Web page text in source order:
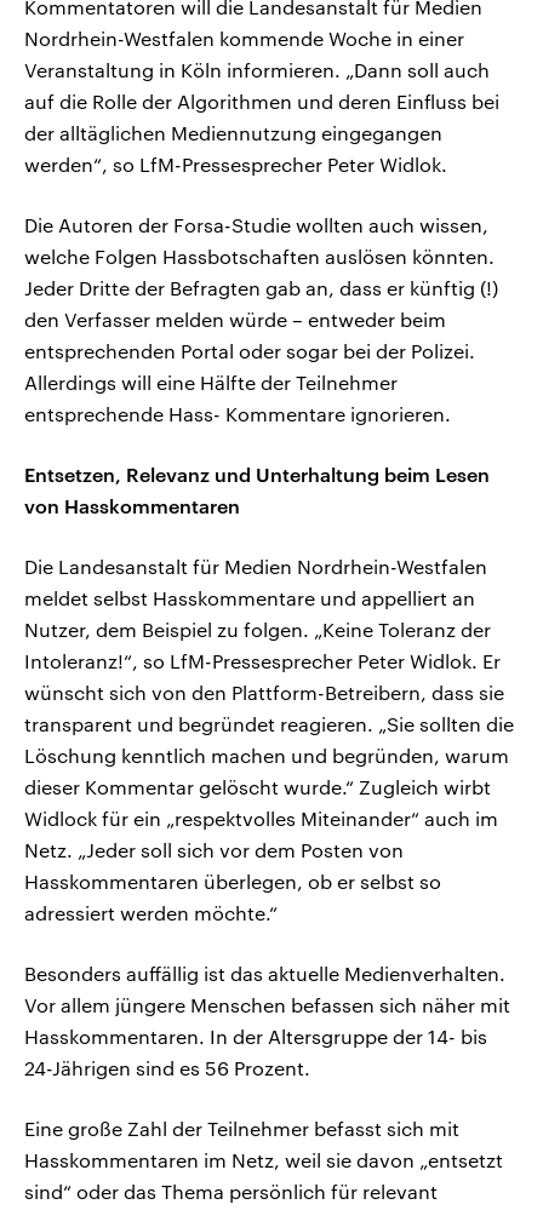
Kommentatoren will die Landesanstalt für Medien
Nordrhein-Westfalen kommende Woche in einer
Veranstaltung in Köln informieren. „Dann soll auch
auf die Rolle der Algorithmen und deren Einfluss bei
der alltäglichen Mediennutzung eingegangen
werden“, so LfM-Pressesprecher Peter Widlok.
Die Autoren der Forsa-Studie wollten auch wissen,
welche Folgen Hassbotschaften auslösen könnten.
Jeder Dritte der Befragten gab an, dass er künftig (!)
den Verfasser melden würde – entweder beim
entsprechenden Portal oder sogar bei der Polizei.
Allerdings will eine Hälfte der Teilnehmer
entsprechende Hass- Kommentare ignorieren.
Entsetzen, Relevanz und Unterhaltung beim Lesen
von Hasskommentaren
Die Landesanstalt für Medien Nordrhein-Westfalen
meldet selbst Hasskommentare und appelliert an
Nutzer, dem Beispiel zu folgen. „Keine Toleranz der
Intoleranz!“, so LfM-Pressesprecher Peter Widlok. Er
wünscht sich von den Plattform-Betreibern, dass sie
transparent und begründet reagieren. „Sie sollten die
Löschung kenntlich machen und begründen, warum
dieser Kommentar gelöscht wurde.“ Zugleich wirbt
Widlock für ein „respektvolles Miteinander“ auch im
Netz. „Jeder soll sich vor dem Posten von
Hasskommentaren überlegen, ob er selbst so
adressiert werden möchte.“
Besonders auffällig ist das aktuelle Medienverhalten.
Vor allem jüngere Menschen befassen sich näher mit
Hasskommentaren. In der Altersgruppe der 14- bis
24-Jährigen sind es 56 Prozent.
Eine große Zahl der Teilnehmer befasst sich mit
Hasskommentaren im Netz, weil sie davon „entsetzt
sind“ oder das Thema persönlich für relevant